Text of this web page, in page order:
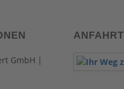
GmbH |
ANFAHRT